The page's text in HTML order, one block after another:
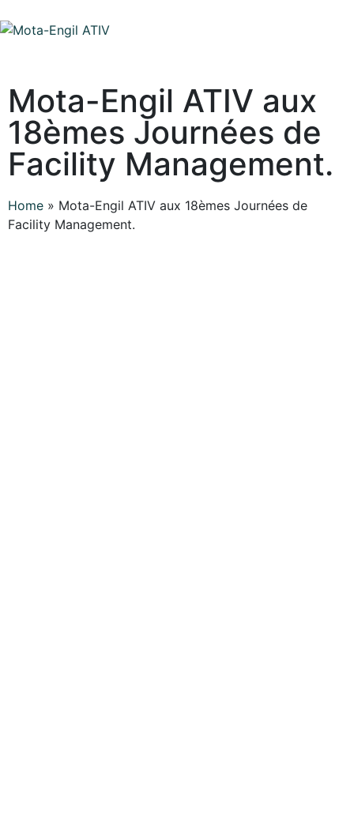
Mota-Engil ATIV aux
18èmes Journées de
Facility Management.
Home » Mota-Engil ATIV aux 18èmes Journées de
Facility Management.